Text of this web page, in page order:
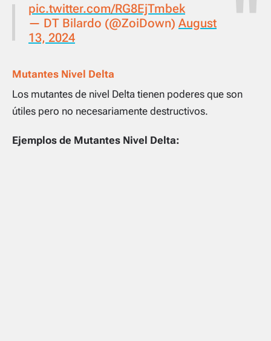
pic.twitter.com/RG8EjTmbek
— DT Bilardo (@ZoiDown) August
13, 2024
Mutantes Nivel Delta
Los mutantes de nivel Delta tienen poderes que son
útiles pero no necesariamente destructivos.
Ejemplos de Mutantes Nivel Delta: